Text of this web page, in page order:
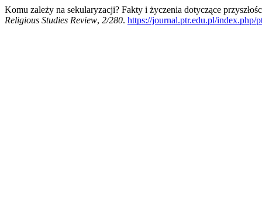
Komu zależy na sekularyzacji? Fakty i życzenia dotyczące
Religious Studies Review, 2/280. https://journal.ptr.edu.pl/index.php/